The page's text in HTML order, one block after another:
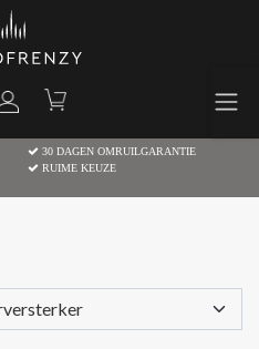
30 DAGEN OMRUILGARANTIE
RUIME KEUZE